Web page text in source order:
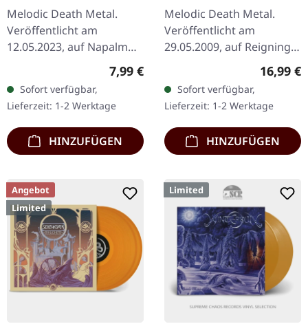
DIGIPAK CD
Melodic Death Metal.
Veröffentlicht am
12.05.2023, auf Napalm
Records. CD im Digipak.
Devildriver kehren mit
"Dealing With Demons
Vol. II" zurück,…
Regulärer Preis:
7,99 €
Sofort verfügbar,
Lieferzeit: 1-2 Werktage
HINZUFÜGEN
Melodic Death Metal.
Veröffentlicht am
29.05.2009, auf Reigning
Phoenix Music. CD im
Jewelcase mit 16-seitigem
Booklet. Es gibt Alben, die
einen…
16,99 €
Sofort verfügbar,
Lieferzeit: 1-2 Werktage
HINZUFÜGEN
Angebot
Limited
Limited